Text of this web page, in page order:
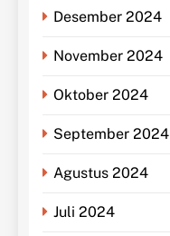
Desember 2024
November 2024
Oktober 2024
September 2024
Agustus 2024
Juli 2024